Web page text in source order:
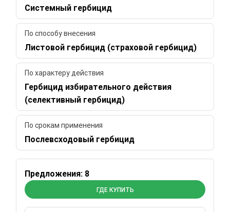
Системный гербицид
По способу внесения
Листовой гербицид (страховой гербицид)
По характеру действия
Гербицид избирательного действия
(селективный гербицид)
По срокам применения
Послевсходовый гербицид
Предложения: 8
ГДЕ КУПИТЬ